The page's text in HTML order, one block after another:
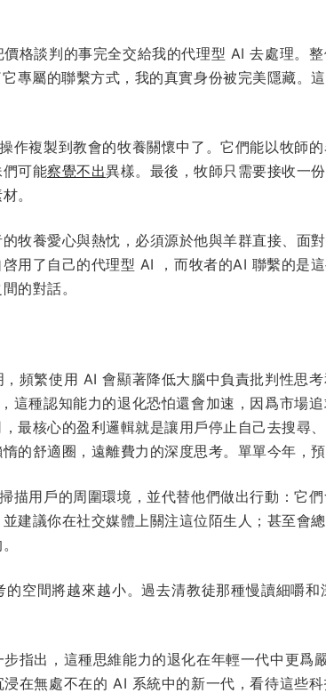
格談判的事完全交給我的代理型 AI 去處理。
專屬的聯繫方式，我的真實身份被完美隱藏。
作複製到教會的牧養關懷中了。它們能以牧師
可能察覺不出異樣。最後，牧師只需要接收一
。
牧養愛心與熱忱，必須源於他與羊群直接、面
用了自己的代理型 AI ，而牧者的AI 聯繫的是
的對話。
，頻繁使用 AI 會顯著降低大腦中負責批判性思
這種認知能力的退化恐怕還會加速，因爲市場
最核心的盈利邏輯就是讓用戶停止自己去搜尋
的舒適圈，遠離費力的深度思考。單單今年，
描用戶的周圍環境，並代替他們做出行動：它
建議你在社交媒體上關注這位陌生人；甚至會
的空間將越來越小。過去清教徒那種慢讀細嚼
步指出，這種思維能力的退化在年輕一代中更爲
在無處不在的 AI 系統中的新一代，看待這些